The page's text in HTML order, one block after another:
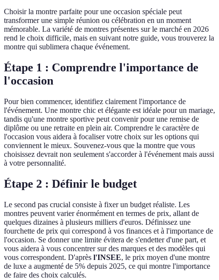
Choisir la montre parfaite pour une occasion spéciale peut
transformer une simple réunion ou célébration en un moment
mémorable. La variété de montres présentes sur le marché en 2026
rend le choix difficile, mais en suivant notre guide, vous trouverez la
montre qui sublimera chaque événement.
Étape 1 : Comprendre l'importance de
l'occasion
Pour bien commencer, identifiez clairement l'importance de
l'événement. Une montre chic et élégante est idéale pour un mariage,
tandis qu'une montre sportive peut convenir pour une remise de
diplôme ou une retraite en plein air. Comprendre le caractère de
l'occasion vous aidera à focaliser votre choix sur les options qui
conviennent le mieux. Souvenez-vous que la montre que vous
choisissez devrait non seulement s'accorder à l'événement mais aussi
à votre personnalité.
Étape 2 : Définir le budget
Le second pas crucial consiste à fixer un budget réaliste. Les
montres peuvent varier énormément en termes de prix, allant de
quelques dizaines à plusieurs milliers d'euros. Définissez une
fourchette de prix qui correspond à vos finances et à l'importance de
l'occasion. Se donner une limite évitera de s'endetter d'une part, et
vous aidera à vous concentrer sur des marques et des modèles qui
vous correspondent. D'après l'INSEE, le prix moyen d'une montre
de luxe a augmenté de 5% depuis 2025, ce qui montre l'importance
de faire des choix calculés.